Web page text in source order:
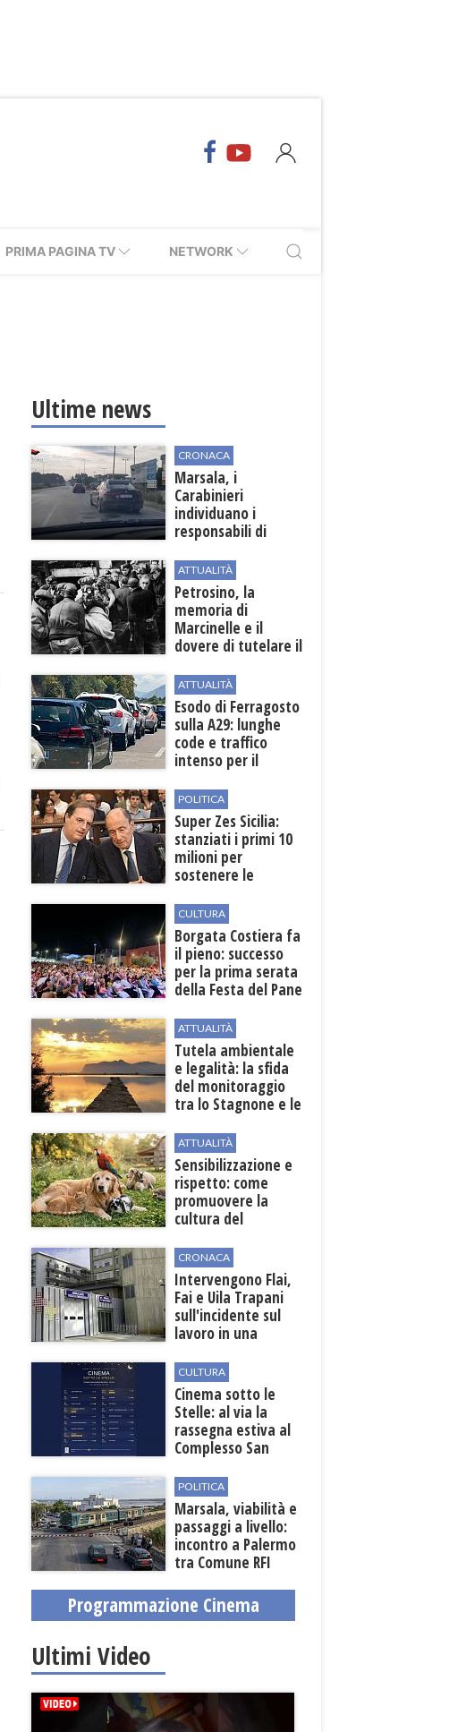
PRIMA PAGINA TV NETWORK
Ultime news
CRONACA
Marsala, i
Carabinieri
individuano i
responsabili di
confronti di un
uomo del posto
ATTUALITÀ
Petrosino, la
memoria di
Marcinelle e il
dovere di tutelare il
ATTUALITÀ
Esodo di Ferragosto
sulla A29: lunghe
code e traffico
intenso per il
POLITICA
Super Zes Sicilia:
stanziati i primi 10
milioni per
sostenere le
CULTURA
​Borgata Costiera fa
il pieno: successo
per la prima serata
della Festa del Pane
ATTUALITÀ
Tutela ambientale
e legalità: la sfida
del monitoraggio
tra lo Stagnone e le
ATTUALITÀ
Sensibilizzazione e
rispetto: come
promuovere la
cultura del
dopo la Legge
82/2025
CRONACA
Intervengono Flai,
Fai e Uila Trapani
sull'incidente sul
lavoro in una
del Vallo
CULTURA
Cinema sotto le
Stelle: al via la
rassegna estiva al
Complesso San
POLITICA
Marsala, viabilità e
passaggi a livello:
incontro a Palermo
tra Comune RFI
Programmazione Cinema
Ultimi Video